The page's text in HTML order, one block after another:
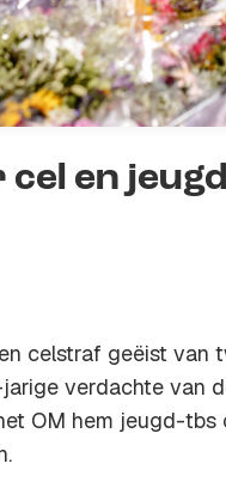
cel en
celstraf geëist van
verdachte van
OM hem jeugd-tbs